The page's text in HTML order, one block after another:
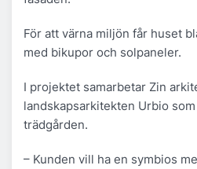
För att värna miljön får huset
med bikupor och solpaneler.
I projektet samarbetar Zin
landskapsarkitekten Urbio
trädgården.
– Kunden vill ha en symbios